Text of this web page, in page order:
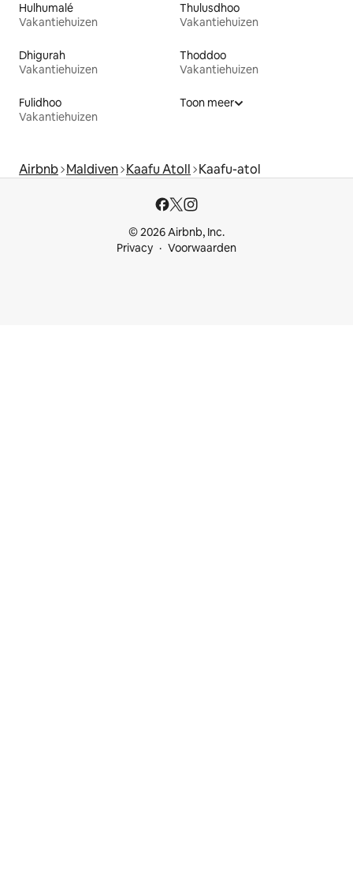
Hulhumalé
Vakantiehuizen
Thulusdhoo
Vakantiehuizen
Dhigurah
Vakantiehuizen
Thoddoo
Vakantiehuizen
Fulidhoo
Vakantiehuizen
Toon meer
Airbnb Maldiven Kaafu Atoll Kaafu-atol
© 2026 Airbnb, Inc.
Privacy
Voorwaarden